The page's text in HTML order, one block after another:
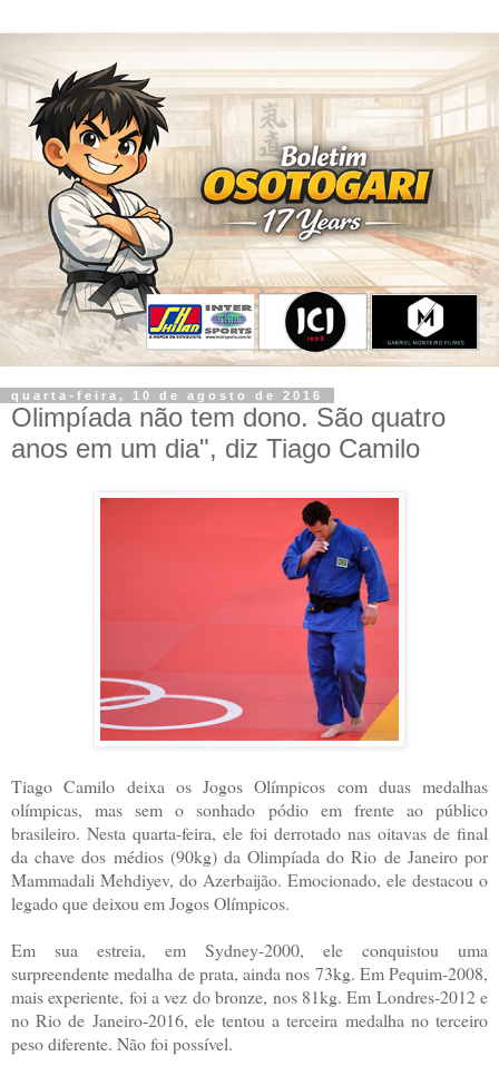
quarta-feira, 10 de agosto de 2016
Olimpíada não tem dono. São quatro
anos em um dia", diz Tiago Camilo
Tiago Camilo deixa os Jogos Olímpicos com duas medalhas
olímpicas, mas sem o sonhado pódio em frente ao público
brasileiro. Nesta quarta-feira, ele foi derrotado nas oitavas de final
da chave dos médios (90kg) da Olimpíada do Rio de Janeiro por
Mammadali Mehdiyev, do Azerbaijão. Emocionado, ele destacou o
legado que deixou em Jogos Olímpicos.
Em sua estreia, em Sydney-2000, ele conquistou uma
surpreendente medalha de prata, ainda nos 73kg. Em Pequim-2008,
mais experiente, foi a vez do bronze, nos 81kg. Em Londres-2012 e
no Rio de Janeiro-2016, ele tentou a terceira medalha no terceiro
peso diferente. Não foi possível.